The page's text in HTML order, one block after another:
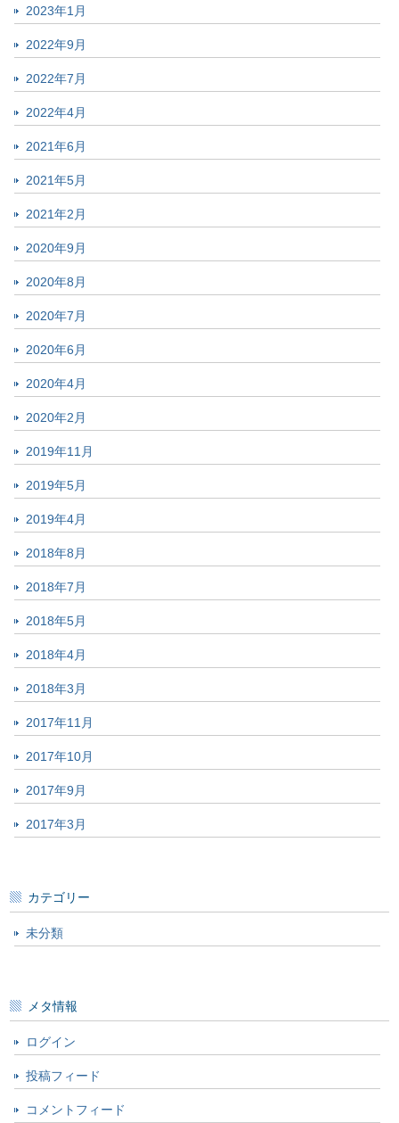
2023年1月
2022年9月
2022年7月
2022年4月
2021年6月
2021年5月
2021年2月
2020年9月
2020年8月
2020年7月
2020年6月
2020年4月
2020年2月
2019年11月
2019年5月
2019年4月
2018年8月
2018年7月
2018年5月
2018年4月
2018年3月
2017年11月
2017年10月
2017年9月
2017年3月
カテゴリー
未分類
メタ情報
ログイン
投稿フィード
コメントフィード